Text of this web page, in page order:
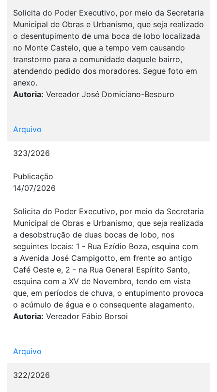
Solicita do Poder Executivo, por meio da Secretaria
Municipal de Obras e Urbanismo, que seja realizado
o desentupimento de uma boca de lobo localizada
no Monte Castelo, que a tempo vem causando
transtorno para a comunidade daquele bairro,
atendendo pedido dos moradores. Segue foto em
anexo.
Autoria: Vereador José Domiciano-Besouro
Arquivo
323/2026
Publicação
14/07/2026
Solicita do Poder Executivo, por meio da Secretaria
Municipal de Obras e Urbanismo, que seja realizada
a desobstrução de duas bocas de lobo, nos
seguintes locais: 1 - Rua Ezídio Boza, esquina com
a Avenida José Campigotto, em frente ao antigo
Café Oeste e, 2 - na Rua General Espírito Santo,
esquina com a XV de Novembro, tendo em vista
que, em períodos de chuva, o entupimento provoca
o acúmulo de água e o consequente alagamento.
Autoria: Vereador Fábio Borsoi
Arquivo
322/2026